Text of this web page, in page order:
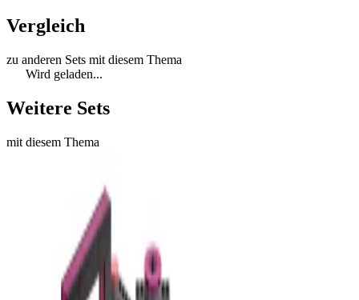
Vergleich
zu anderen Sets mit diesem Thema
Wird geladen...
Weitere Sets
mit diesem Thema